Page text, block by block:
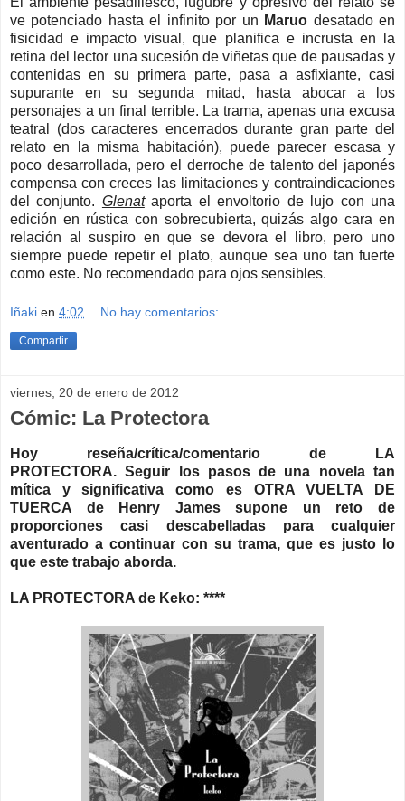
ve potenciado hasta el infinito por un Maruo desatado en
fisicidad e impacto visual, que planifica e incrusta en la
retina del lector una sucesión de viñetas que de pausadas y
contenidas en su primera parte, pasa a asfixiante, casi
supurante en su segunda mitad, hasta abocar a los
personajes a un final terrible. La trama, apenas una excusa
teatral (dos caracteres encerrados durante gran parte del
relato en la misma habitación), puede parecer escasa y
poco desarrollada, pero el derroche de talento del japonés
compensa con creces las limitaciones y contraindicaciones
del conjunto. Glenataporta el envoltorio de lujo con una
edición en rústica con sobrecubierta, quizás algo cara en
relación al suspiro en que se devora el libro, pero uno
siempre puede repetir el plato, aunque sea uno tan fuerte
como este. No recomendado para ojos sensibles.
Iñaki en 4:02 No hay comentarios:
Compartir
viernes, 20 de enero de 2012
Cómic: La Protectora
Hoy reseña/crítica/comentario de LA
PROTECTORA.Seguir los pasos de una novela tan
mítica y significativa como es OTRA VUELTA DE
TUERCA de Henry James supone un reto de
proporciones casi descabelladas para cualquier
aventurado a continuar con su trama, que es justo lo
que este trabajo aborda.
LA PROTECTORA de Keko: ****